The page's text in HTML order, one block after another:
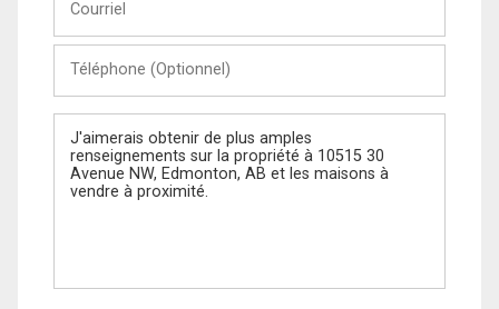
(Optionnel)
Message